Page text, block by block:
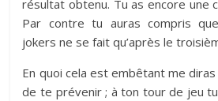
résultat obtenu. Tu as encore une
Par contre tu auras compris
jokers ne se fait qu’après le
En quoi cela est embêtant me diras
de te prévenir ; à ton tour de jeu